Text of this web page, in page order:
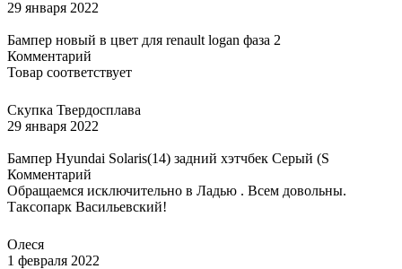
29 января 2022
Бампер новый в цвет для renault logan фаза 2
Комментарий
Товар соответствует
Скупка Твердосплава
29 января 2022
Бампер Hyundai Solaris(14) задний хэтчбек Серый (S
Комментарий
Обращаемся исключительно в Ладью . Всем довольны.
Таксопарк Васильевский!
Олеся
1 февраля 2022